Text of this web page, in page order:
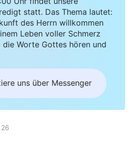
statt. Das Thema lautet:
des Herrn willkommen
Leben voller Schmerz
Worte Gottes hören und
uns über Messenger